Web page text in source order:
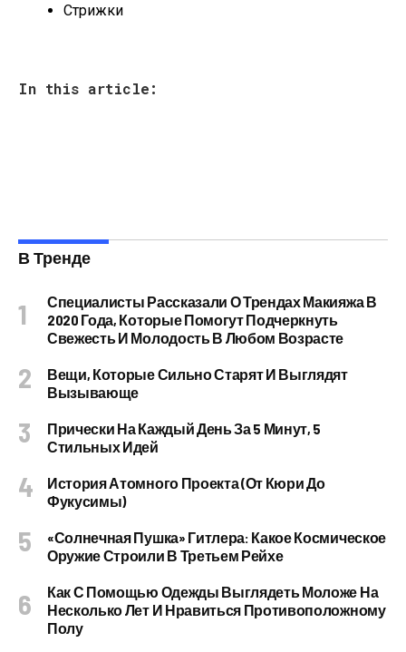
Стрижки
In this article:
В Тренде
Специалисты Рассказали О Трендах Макияжа В
2020 Года, Которые Помогут Подчеркнуть
Свежесть И Молодость В Любом Возрасте
Вещи, Которые Сильно Старят И Выглядят
Вызывающе
Прически На Каждый День За 5 Минут, 5
Стильных Идей
История Атомного Проекта (от Кюри До
Фукусимы)
«Солнечная Пушка» Гитлера: Какое Космическое
Оружие Строили В Третьем Рейхе
Как С Помощью Одежды Выглядеть Моложе На
Несколько Лет И Нравиться Противоположному
Полу